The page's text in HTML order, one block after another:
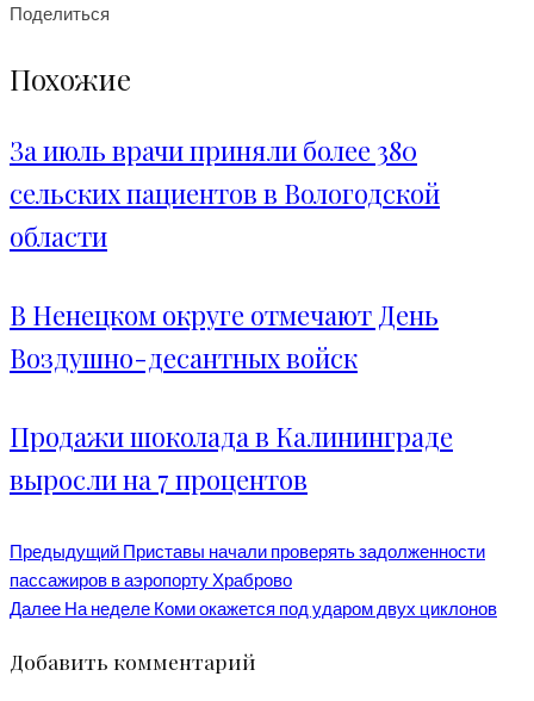
Поделиться
Похожие
За июль врачи приняли более 380
сельских пациентов в Вологодской
области
В Ненецком округе отмечают День
Воздушно-десантных войск
Продажи шоколада в Калининграде
выросли на 7 процентов
Предыдущий Приставы начали проверять задолженности
пассажиров в аэропорту Храброво
Далее На неделе Коми окажется под ударом двух циклонов
Добавить комментарий